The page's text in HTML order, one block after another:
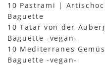
10 Pastrami |
Baguette
10 Tatar von der
Baguette -vegan-
10 Mediterranes
Baguette -vegan-